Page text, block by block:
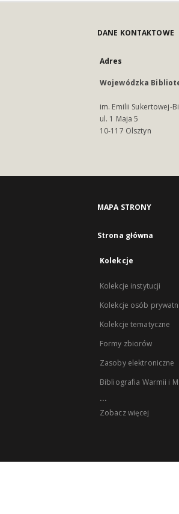
DANE KONTAKTOWE
Adres
Wojewódzka
im. Emilii Sukertowej-
ul. 1 Maja 5
10-117 Olsztyn
MAPA STRONY
Strona główna
Kolekcje
Kolekcje instytucji
Kolekcje osób
Kolekcje tematyczne
Formy zbiorów
Zasoby elektroniczne
Bibliografia Warmii i
...
Zobacz więcej